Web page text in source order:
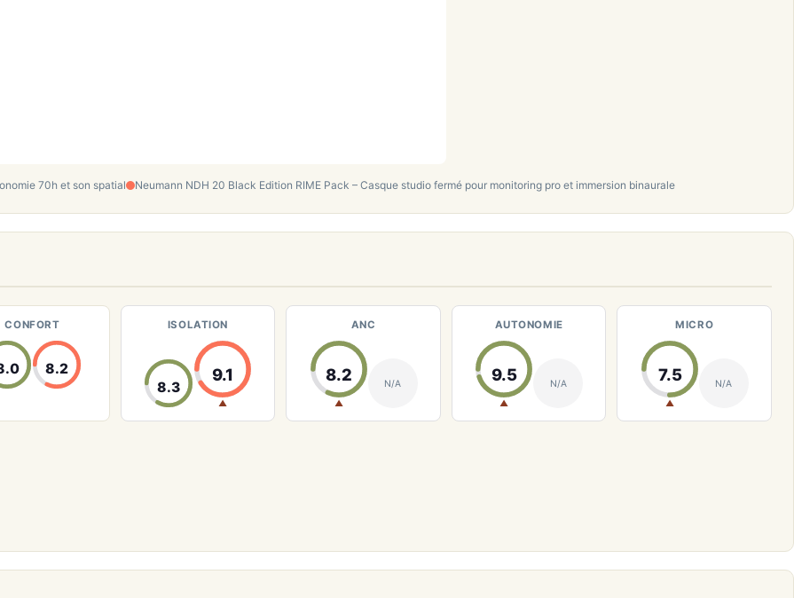
70h et son spatial Neumann NDH 20 Black Edition RIME Pack – Casque studio fermé pour monitoring pro et immersion binaurale
CONFORT
8.2
ISOLATION
8.3
9.1
▲
ANC
8.2
▲
N/A
AUTONOMIE
9.5
▲
N/A
MICRO
7.5
▲
N/A